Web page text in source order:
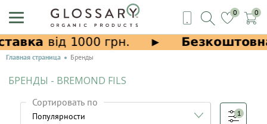
0 0
Главная страница Бренды
БРЕНДЫ - BREMOND FILS
Сортировать по
1